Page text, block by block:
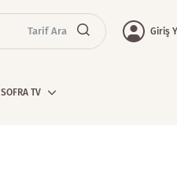
Tarif Ara Giriş
SOFRA TV